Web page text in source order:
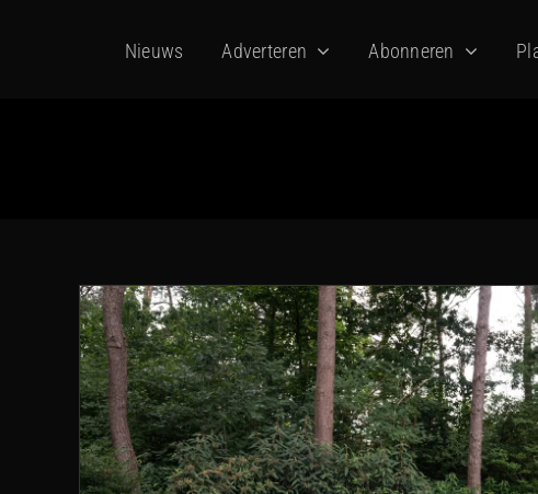
Nieuws Adverteren Abonneren